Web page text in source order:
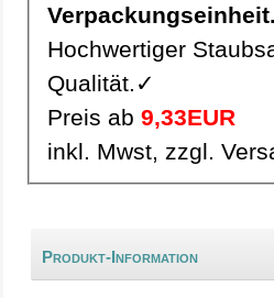
Verpackungseinheit.
Hochwertiger
Qualität.✓
Preis ab 9,33EUR
inkl. Mwst, zzgl.
Produkt-Information